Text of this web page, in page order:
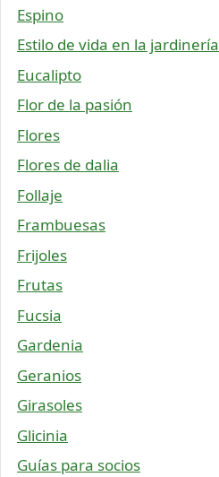
Espino
Estilo de vida en la jardinería
Eucalipto
Flor de la pasión
Flores
Flores de dalia
Follaje
Frambuesas
Frijoles
Frutas
Fucsia
Gardenia
Geranios
Girasoles
Glicinia
Guías para socios